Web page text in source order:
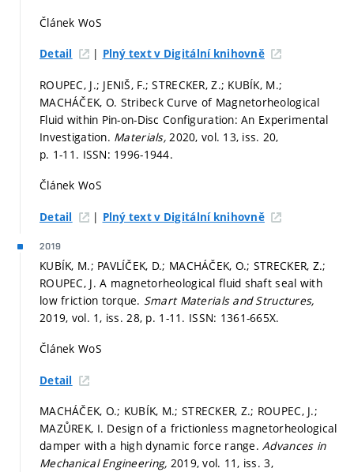
Článek WoS
Detail | Plný text v Digitální knihovně
ROUPEC, J.; JENIŠ, F.; STRECKER, Z.; KUBÍK, M.;
MACHÁČEK, O. Stribeck Curve of Magnetorheological
Fluid within Pin-on-Disc Configuration: An Experimental
Investigation. Materials,2020, vol. 13, iss. 20,
p. 1-11. ISSN: 1996-1944.
Článek WoS
Detail | Plný text v Digitální knihovně
2019
KUBÍK, M.; PAVLÍČEK, D.; MACHÁČEK, O.; STRECKER, Z.;
ROUPEC, J. A magnetorheological fluid shaft seal with
low friction torque. Smart Materials and Structures,
2019, vol. 1, iss. 28, p. 1-11. ISSN: 1361-665X.
Článek WoS
Detail
MACHÁČEK, O.; KUBÍK, M.; STRECKER, Z.; ROUPEC, J.;
MAZŮREK, I. Design of a frictionless magnetorheological
damper with a high dynamic force range.Advances in
Mechanical Engineering, 2019, vol. 11, iss. 3,